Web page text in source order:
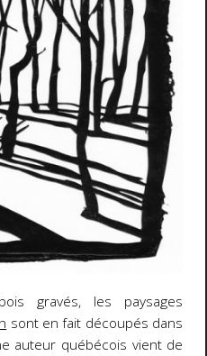
gravés, les paysages
sont en fait découpés dans
auteur québécois vient de